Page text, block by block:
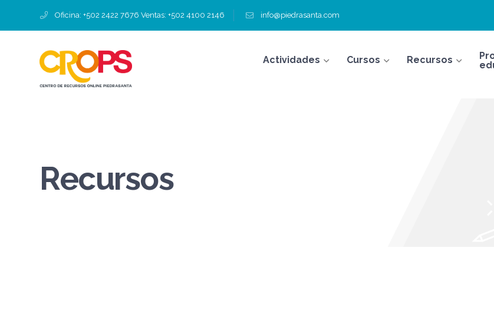
Oficina: +502 2422 7676 Ventas: +502 4100 2146 info@piedrasanta.com
Actividades Cursos Recursos
Recursos